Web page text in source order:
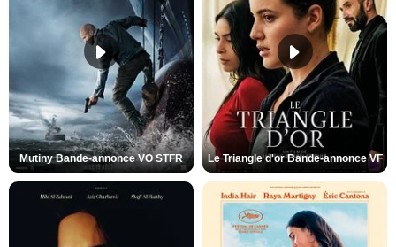
Mutiny Bande-annonce VO STFR Le Triangle d'or Bande-annonce VF